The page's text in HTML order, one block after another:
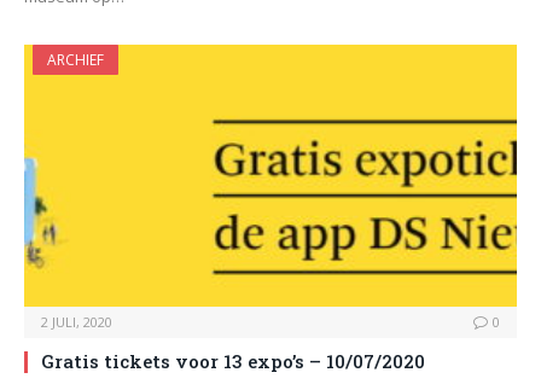
ARCHIEF
2 JULI, 2020 0
Gratis tickets voor 13 expo’s – 10/07/2020